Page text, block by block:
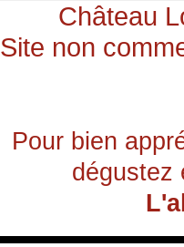
Château
Site non
Pour bien
dégustez